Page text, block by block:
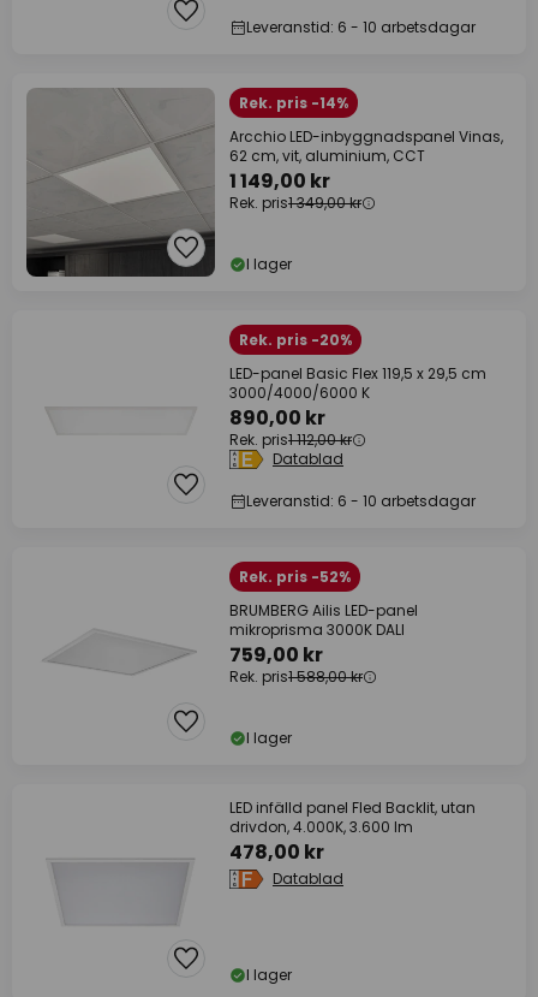
Leveranstid: 6 - 10 arbetsdagar
Rek. pris -14%
Arcchio LED-inbyggnadspanel Vinas,
62 cm, vit, aluminium, CCT
1 149,00 kr
Rek. pris1 349,00 kr
I lager
Rek. pris -20%
LED-panel Basic Flex 119,5 x 29,5 cm
3000/4000/6000 K
890,00 kr
Rek. pris1 112,00 kr
Datablad
Leveranstid: 6 - 10 arbetsdagar
Rek. pris -52%
BRUMBERG Ailis LED-panel
mikroprisma 3000K DALI
759,00 kr
Rek. pris1 588,00 kr
I lager
LED infälld panel Fled Backlit, utan
drivdon, 4.000K, 3.600 lm
478,00 kr
Datablad
I lager